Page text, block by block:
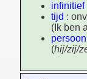
infinitief
tijd :
(Ik ben
persoon
(hij/zij/